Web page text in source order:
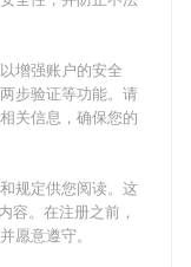
增强账户的安全
步验证等功能。请
关信息，确保您的
规定供您阅读。这
容。在注册之前，
愿意遵守。